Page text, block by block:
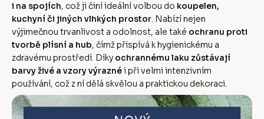
i na spojích, což ji činí ideální volbou do koupelen,
kuchyní či jiných vlhkých prostor. Nabízí nejen
výjimečnou trvanlivost a odolnost, ale také ochranu proti
tvorbě plísní a hub, čímž přispívá k hygienickému a
zdravému prostředí. Díky ochrannému laku zůstávají
barvy živé a vzory výraznéi při velmi intenzivním
používání, což z ní dělá skvělou a praktickou dekoraci.